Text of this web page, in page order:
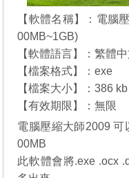
【軟體名稱】：電腦
00MB~1GB)
【軟體語言】：繁體
【檔案格式】：exe
【檔案大小】：386 kb
【有效期限】：無限
電腦壓縮大師2009
00MB
此軟體會將.exe .ocx